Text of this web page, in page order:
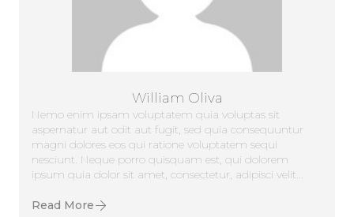
William Oliva
Nemo enim ipsam voluptatem quia voluptas sit
aspernatur aut odit aut fugit, sed quia consequuntur
magni dolores eos qui ratione voluptatem sequi
nesciunt. Neque porro quisquam est, qui dolorem
ipsum quia dolor sit amet, consectetur, adipisci velit...
Read More